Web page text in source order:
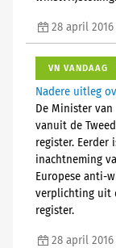
28 april 2016
VN VANDAAG
Nadere uitleg
De Minister
vanuit de
register. Eerder
inachtneming
Europese anti-
verplichting uit
register.
28 april 2016